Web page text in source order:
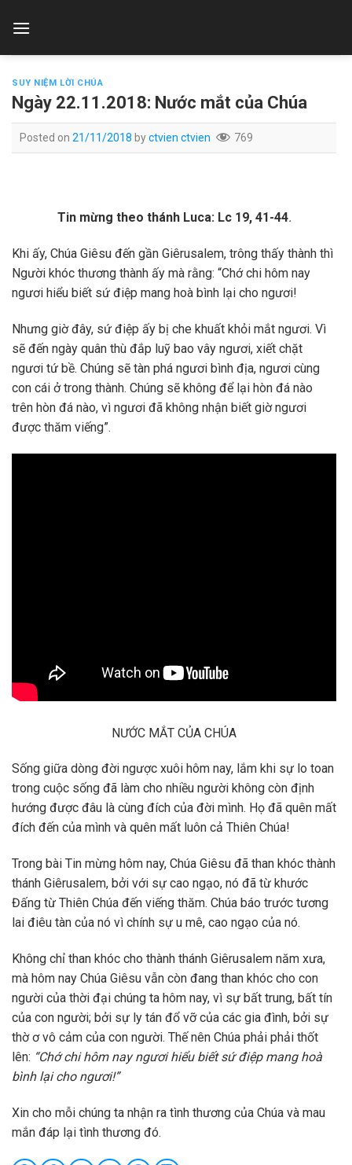
SUY NIỆM LỜI CHÚA
Ngày 22.11.2018: Nước mắt của Chúa
Posted on 21/11/2018 byctvien ctvien 769
Tin mừng theo thánh Luca: Lc 19, 41-44.
Khi ấy, Chúa Giêsu đến gần Giêrusalem, trông thấy thành thì
Người khóc thương thành ấy mà rằng: “Chớ chi hôm nay
ngươi hiểu biết sứ điệp mang hoà bình lại cho ngươi!
Nhưng giờ đây, sứ điệp ấy bị che khuất khỏi mắt ngươi. Vì
sẽ đến ngày quân thù đắp luỹ bao vây ngươi, xiết chặt
ngươi tứ bề. Chúng sẽ tàn phá ngươi bình địa, ngươi cùng
con cái ở trong thành. Chúng sẽ không để lại hòn đá nào
trên hòn đá nào, vì ngươi đã không nhận biết giờ ngươi
được thăm viếng”.
NƯỚC MẮT CỦA CHÚA
Sống giữa dòng đời ngược xuôi hôm nay, lắm khi sự lo toan
trong cuộc sống đã làm cho nhiều người không còn định
hướng được đâu là cùng đích của đời mình. Họ đã quên mất
đích đến của mình và quên mất luôn cả Thiên Chúa!
Trong bài Tin mừng hôm nay, Chúa Giêsu đã than khóc thành
thánh Giêrusalem, bởi với sự cao ngạo, nó đã từ khước
Đấng từ Thiên Chúa đến viếng thăm. Chúa báo trước tương
lai điêu tàn của nó vì chính sự u mê, cao ngạo của nó.
Không chỉ than khóc cho thành thánh Giêrusalem năm xưa,
mà hôm nay Chúa Giêsu vẫn còn đang than khóc cho con
người của thời đại chúng ta hôm nay, vì sự bất trung, bất tín
của con người; bởi sự ly tán đổ vỡ của các gia đình, bởi sự
thờ ơ vô cảm của con người. Thế nên Chúa phải phải thốt
lên: “Chớ chi hôm nay ngươi hiểu biết sứ điệp mang hoà
bình lại cho ngươi!”
Xin cho mỗi chúng ta nhận ra tình thương của Chúa và mau
mắn đáp lại tình thương đó.